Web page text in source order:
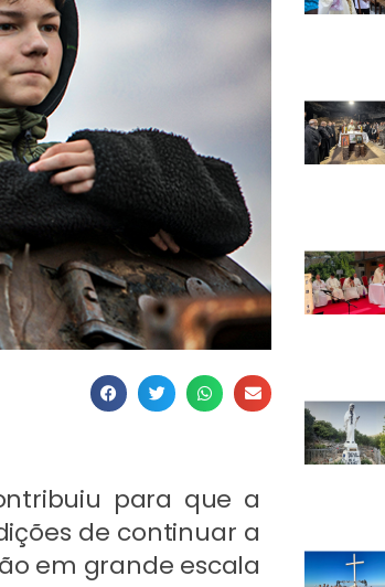
para que a
de continuar a
em grande escala